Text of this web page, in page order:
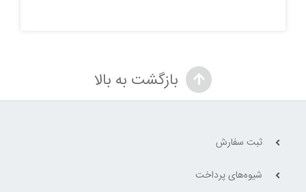
بازگشت به بالا
ثبت سفارش
شیوه‌های پرداخت